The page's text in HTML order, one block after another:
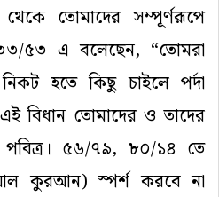
থেকে তোমাদের সম্পূর্ণরূপে
৫৩ এ বলেছেন, “তোমরা
নিকট হতে কিছু চাইলে পর্দা
বিধান তোমাদের ও তাদের
৫৬/৭৯, ৮০/১৪ তে
কুরআন) স্পর্শ করবে না